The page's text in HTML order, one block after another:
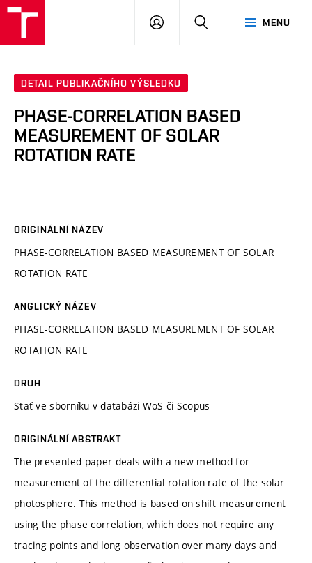
MENU
PŘIHLÁSIT
DETAIL PUBLIKAČNÍHO VÝSLEDKU
PHASE-CORRELATION BASED
MEASUREMENT OF SOLAR
ROTATION RATE
ORIGINÁLNÍ NÁZEV
PHASE-CORRELATION BASED MEASUREMENT OF SOLAR
ROTATION RATE
ANGLICKÝ NÁZEV
PHASE-CORRELATION BASED MEASUREMENT OF SOLAR
ROTATION RATE
DRUH
Stať ve sborníku v databázi WoS či Scopus
ORIGINÁLNÍ ABSTRAKT
The presented paper deals with a new method for
measurement of the differential rotation rate of the solar
photosphere. This method is based on shift measurement
using the phase correlation, which does not require any
tracing points and long observation over many days and